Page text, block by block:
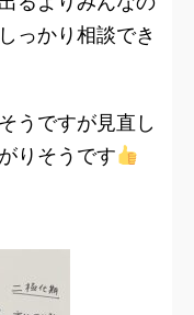
っかり相談でき
うですが見直し
りそうです